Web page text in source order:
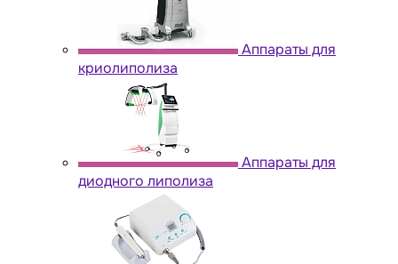
Аппараты для
криолиполиза
Аппараты для
диодного липолиза